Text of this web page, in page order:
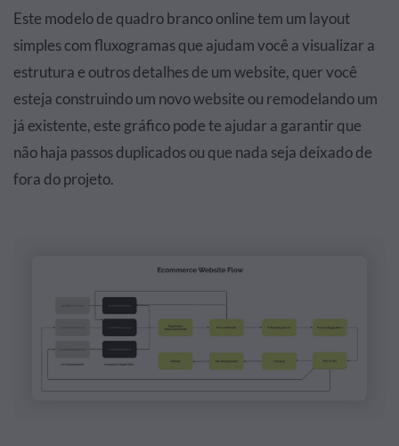
Este modelo de quadro branco online tem um layout
simples com fluxogramas que ajudam você a visualizar a
estrutura e outros detalhes de um website, quer você
esteja construindo um novo website ou remodelando um
já existente, este gráfico pode te ajudar a garantir que
não haja passos duplicados ou que nada seja deixado de
fora do projeto.